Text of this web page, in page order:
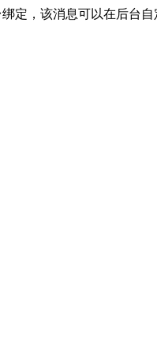
定，该消息可以在后台自